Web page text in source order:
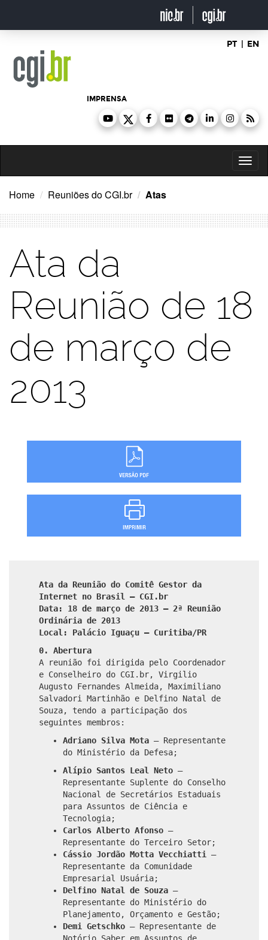
o
PT | EN
IMPRENSA
Home Reuniões do CGI.br Atas
Ata da
Reunião de 18
de março de
2013
Ata da Reunião do Comitê Gestor da
Internet no Brasil – CGI.br
Data: 18 de março de 2013 – 2ª Reunião
Ordinária de 2013
Local: Palácio Iguaçu – Curitiba/PR
0. Abertura
A reunião foi dirigida pelo Coordenador
e Conselheiro do CGI.br, Virgilio
Augusto Fernandes Almeida, Maximiliano
Salvadori Martinhão e Delfino Natal de
Souza, tendo a participação dos
seguintes membros:
Adriano Silva Mota – Representante
do Ministério da Defesa;
Alípio Santos Leal Neto –
Representante Suplente do Conselho
Nacional de Secretários Estaduais
para Assuntos de Ciência e
Tecnologia;
Carlos Alberto Afonso –
Representante do Terceiro Setor;
Cássio Jordão Motta Vecchiatti
–
Representante da Comunidade
Empresarial Usuária;
Delfino Natal de Souza –
Representante do Ministério do
Planejamento, Orçamento e Gestão;
Demi Getschko – Representante de
Notório Saber em Assuntos de